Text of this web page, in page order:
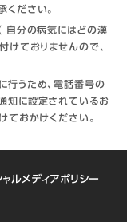
ださい。
自分の病気にはどの漢
けておりませんので、
行うため、電話番号の
知に設定されているお
ておかけください。
ルメディアポリシー